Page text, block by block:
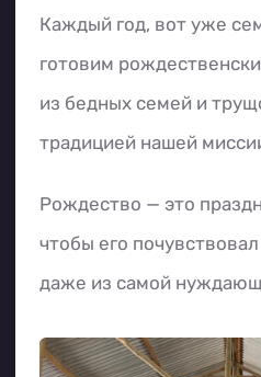
Каждый год, вот уже
готовим
из бедных семей и
традицией нашей
Рождество — это
чтобы его
даже из самой